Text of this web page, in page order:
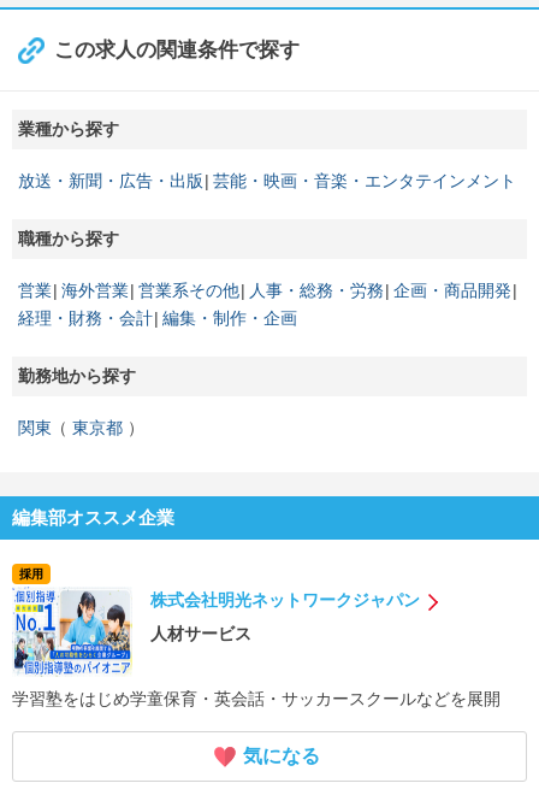
この求人の関連条件で探す
業種から探す
放送・新聞・広告・出版 芸能・映画・音楽・エンタテインメント
職種から探す
営業 海外営業 営業系その他 人事・総務・労務 企画・商品開発
経理・財務・会計 編集・制作・企画
勤務地から探す
関東 東京都
編集部オススメ企業
採用
株式会社明光ネットワークジャパン
人材サービス
学習塾をはじめ学童保育・英会話・サッカースクールなどを展開
気になる